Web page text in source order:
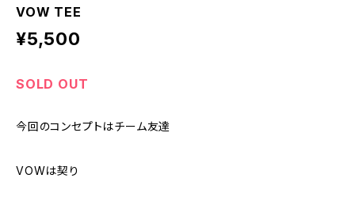
VOW TEE
¥5,500
SOLD OUT
今回のコンセプトはチーム友達
VOWは契り